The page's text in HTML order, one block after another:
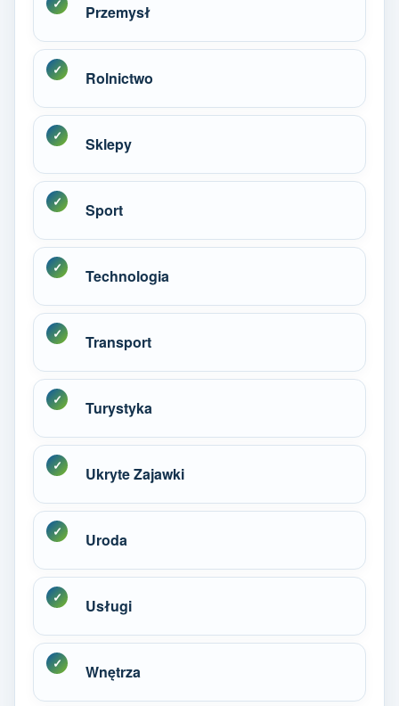
Przemysł
Rolnictwo
Sklepy
Sport
Technologia
Transport
Turystyka
Ukryte Zajawki
Uroda
Usługi
Wnętrza